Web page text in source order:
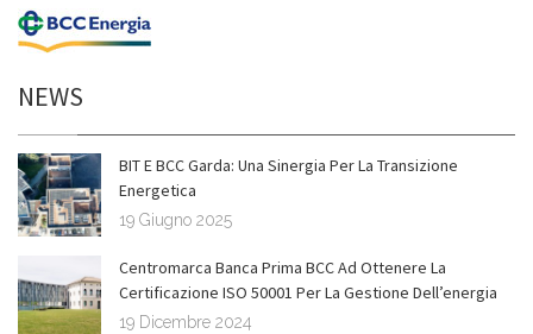
NEWS
BIT E BCC Garda: Una Sinergia Per La Transizione
Energetica
19 Giugno 2025
Centromarca Banca Prima BCC Ad Ottenere La
Certificazione ISO 50001 Per La Gestione Dell’energia
19 Dicembre 2024